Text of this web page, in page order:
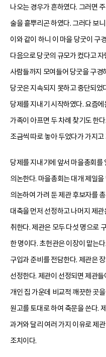
나오는 경우가 흔하였다. 그러면
술을 흩뿌리곤 하였다. 그러다 보
이와 같이 하니 이 마을 당굿이 구
다음으로 당굿의 규모가 컸다고
사람들까지 모여들어 당굿을 구
당굿은 지속되지 못하고 중단되었
당제를 지내기 시작하였다. 요즘
가족이 아프면 두 차례 찾기도 한
조금씩 따로 놓아 두었다가 가지고
당제를 지내기에 앞서 마을총회
의논한다. 마을총회는 대개 제일
의논하여 가려 둔 제관 후보자를
대축을 먼저 선정하고 나머지 제
취한다. 제관은 모두 다섯 명으로
한 명이다. 초헌관은 이장이 맡는
구입과 준비를 전담한다. 제관은
선정한다. 제관이 선정되면 제관
개인 집 가운데 비교적 깨끗한 곳
원고를 토대로 하여 축문을 쓴다.
과거와 달리 여러 가지 이유로 제
조치이다.